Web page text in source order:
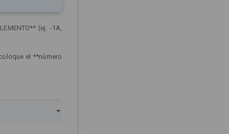
(ej: -1A,
el **número